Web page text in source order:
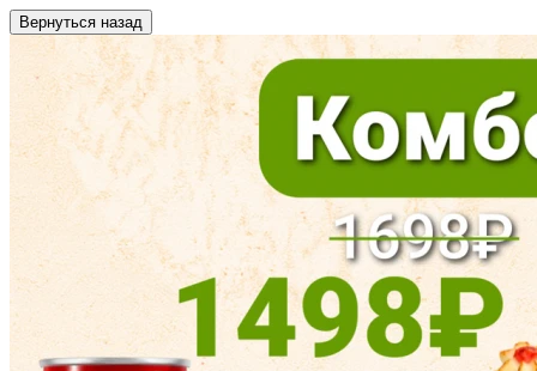
Вернуться назад